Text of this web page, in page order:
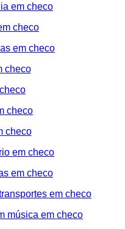
em checo
checo
em checo
checo
checo
checo
em checo
em checo
em checo
música em checo